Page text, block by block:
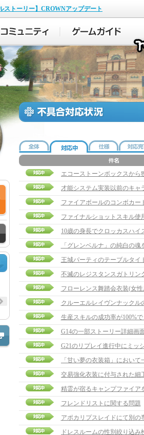
ストーリー】CROWNアップデート
ファイアボールのコンボカ
「グレンベルナ」の純白の
王城パーティのテーブルタイ
不滅のレジスタンスガトリン
フローレンス舞踏会衣装(女
クルーエルレイヴンナックル
生産スキルの成功率が100%
G14の一部ストーリー詳細画
G21のリプレイ進行中にミッ
精霊が宿るキャンプファイア
フレンドリストに関する問題
アポカリプスレイドにて別